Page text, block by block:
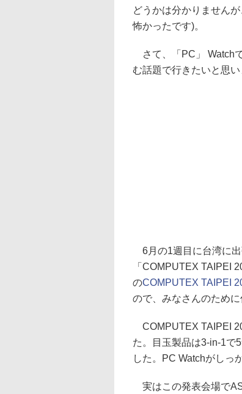
どうかは分かりません
怖かったです)。
さて、「PC」 Watch
む話題で行きたいと思い
6月の1週目に台湾に出
「COMPUTEX TAIPEI
のCOMPUTEX TAIPEI
ので、みなさんのため
COMPUTEX TAIPEI
た。目玉製品は3-in-1で
した。PC Watchがしっ
実はこの発表会場で